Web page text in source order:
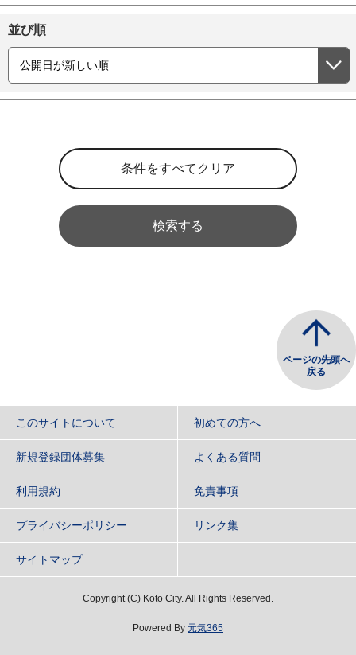
並び順
検索する
ページの先頭へ
戻る
このサイトについて 初めての方へ
新規登録団体募集 よくある質問
利用規約 免責事項
プライバシーポリシー リンク集
サイトマップ
Copyright(C) Koto City. All Rights Reserved.
Powered By 元気365